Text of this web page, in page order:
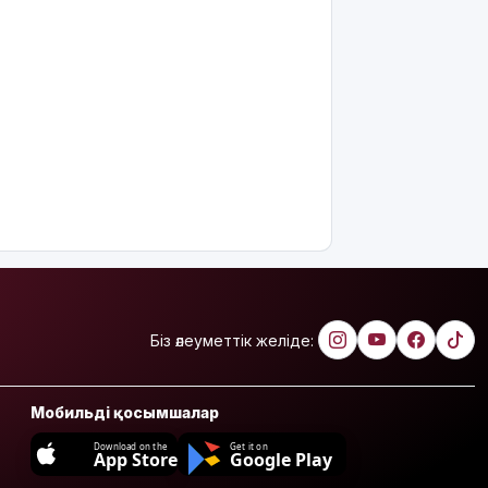
Біз әлеуметтік желіде:
Мобильді қосымшалар
Download on the
App Store
Get it on
Google Play